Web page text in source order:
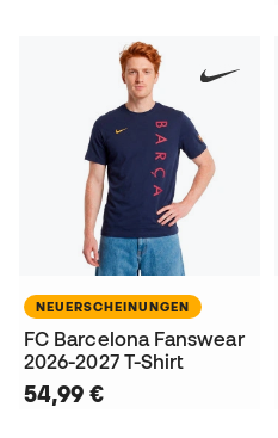
NEUERSCHEINUNGEN
FC Barcelona Fanswear
2026-2027 T-Shirt
54,99 €